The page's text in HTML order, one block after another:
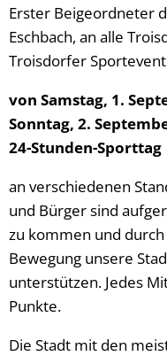
Erster Beigeordneter
Eschbach, an alle
Troisdorfer
von Samstag, 1.
Sonntag, 2.
24-Stunden-Sporttag
an verschiedenen
und Bürger sind
zu kommen und
Bewegung unsere
unterstützen. Jedes
Punkte.
Die Stadt mit den